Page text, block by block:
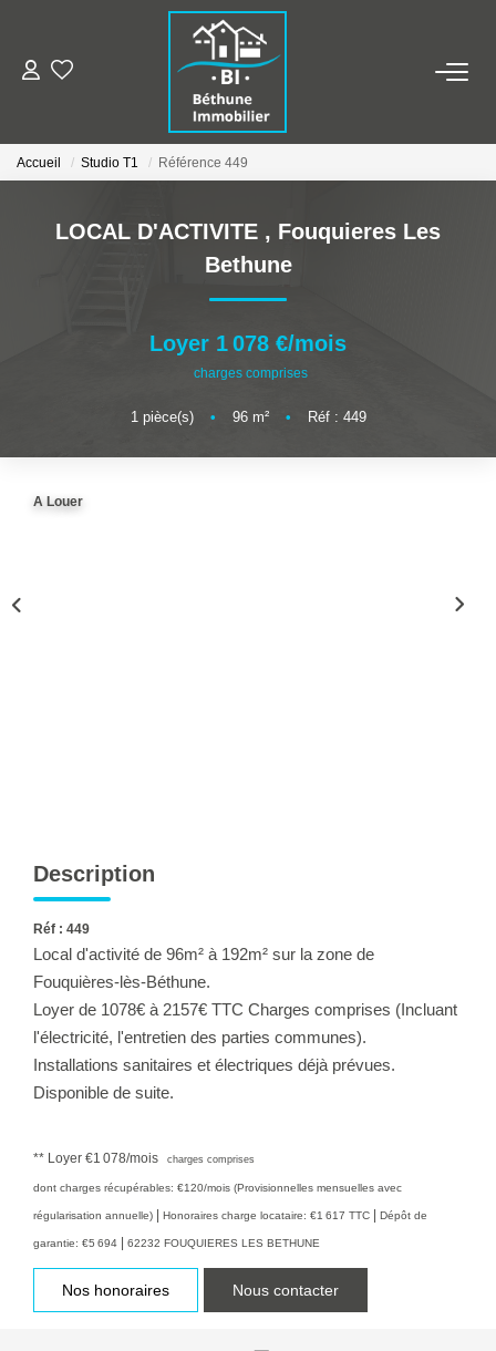
ALERTE MAILS
ESTIMER VOTRE BIEN
NOS AGENCES
Qui Sommes Nous
Nos Contacts
Nos Actualités
ACCES COPRO
Accueil Studio T1 Référence 449
LOCAL D'ACTIVITE , Fouquieres Les
Bethune
Loyer 1 078 €/mois
charges comprises
1 pièce(s) • 96m² • Réf : 449
A Louer
Description
Réf : 449
Local d'activité de 96m² à 192m² sur la zone de
Fouquières-lès-Béthune.
Loyer de 1078€ à 2157€ TTC Charges comprises (Incluant
l'électricité, l'entretien des parties communes).
Installations sanitaires et électriques déjà prévues.
Disponible de suite.
** Loyer €1 078/mois charges comprises
dont charges récupérables: €120/mois (Provisionnelles mensuelles avec
régularisation annuelle) | Honoraires charge locataire: €1 617 TTC | Dépôt de
garantie: €5 694 | 62232 FOUQUIERES LES BETHUNE
Nos honoraires Nous contacter